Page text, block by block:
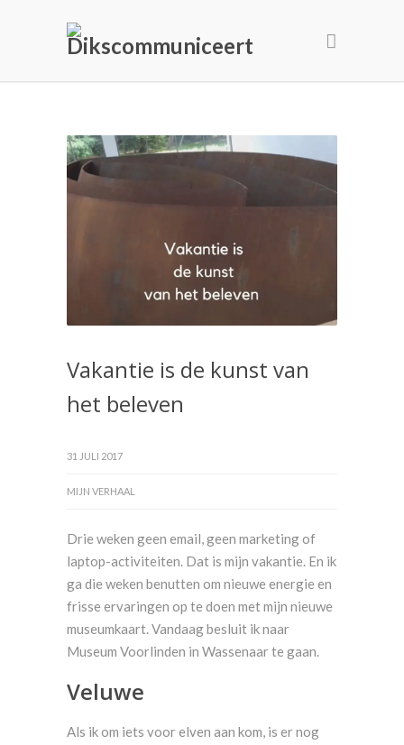
Vakantie is de kunst van
het beleven
31 JULI 2017
MIJN VERHAAL
Drie weken geen email, geen marketing of
laptop-activiteiten. Dat is mijn vakantie. En ik
ga die weken benutten om nieuwe energie en
frisse ervaringen op te doen met mijn nieuwe
museumkaart. Vandaag besluit ik naar
Museum Voorlinden in Wassenaar te gaan.
Veluwe
Als ik om iets voor elven aan kom, is er nog